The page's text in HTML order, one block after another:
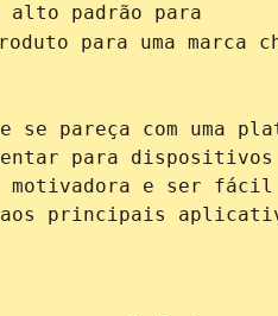
alto padrão para
para uma marca
se pareça com uma
para dispositivos
motivadora e ser fácil
principais